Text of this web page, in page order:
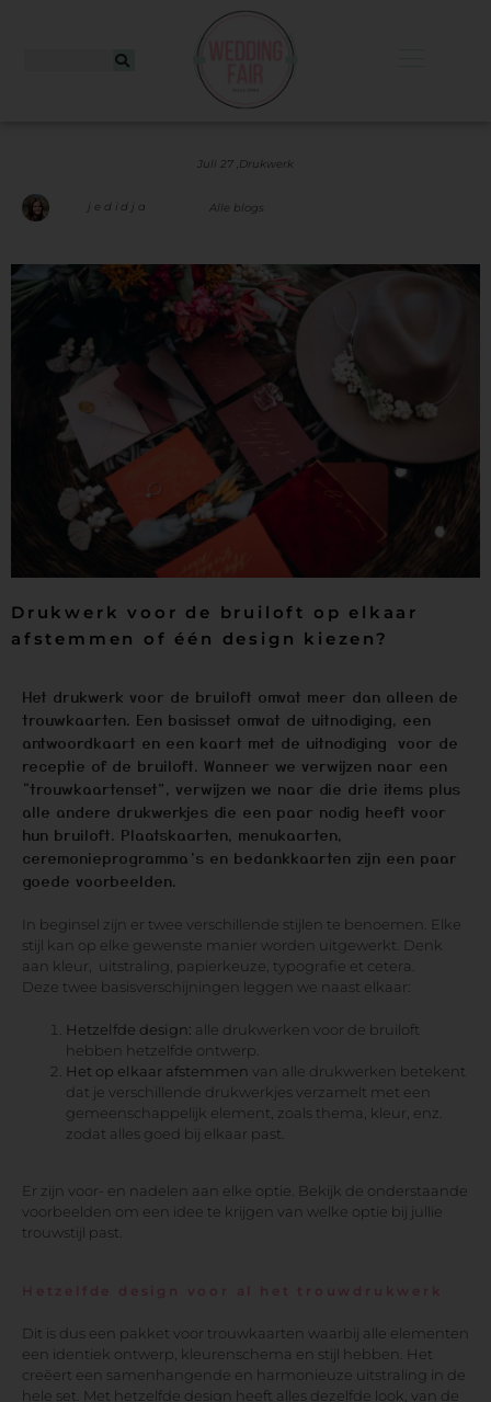
Juli 27 ,Drukwerk
jedidja Alle blogs
Drukwerk voor de bruiloft op elkaar
afstemmen of één design kiezen?
Het drukwerk voor de bruiloft omvat meer dan alleen de
trouwkaarten. Een basisset omvat de uitnodiging, een
antwoordkaart en een kaart met de uitnodiging voor de
receptie of de bruiloft. Wanneer we verwijzen naar een
“trouwkaartenset”, verwijzen we naar die drie items plus
alle andere drukwerkjes die een paar nodig heeft voor
hun bruiloft. Plaatskaarten, menukaarten,
ceremonieprogramma’s en bedankkaarten zijn een paar
goede voorbeelden.
In beginsel zijn er twee verschillende stijlen te benoemen. Elke
stijl kan op elke gewenste manier worden uitgewerkt. Denk
aan kleur, uitstraling, papierkeuze, typografie et cetera.
Deze twee basisverschijningen leggen we naast elkaar:
Hetzelfde design: alle drukwerken voor de bruiloft
hebben hetzelfde ontwerp.
Het op elkaar afstemmen van alle drukwerken betekent
dat je verschillende drukwerkjes verzamelt met een
gemeenschappelijk element, zoals thema, kleur, enz.
zodat alles goed bij elkaar past.
Er zijn voor- en nadelen aan elke optie. Bekijk de onderstaande
voorbeelden om een idee te krijgen van welke optie bij jullie
trouwstijl past.
Hetzelfde design voor al het trouwdrukwerk
Dit is dus een pakket voor trouwkaarten waarbij alle elementen
een identiek ontwerp, kleurenschema en stijl hebben. Het
creëert een samenhangende en harmonieuze uitstraling in de
hele set. Met hetzelfde design heeft alles dezelfde look, van de